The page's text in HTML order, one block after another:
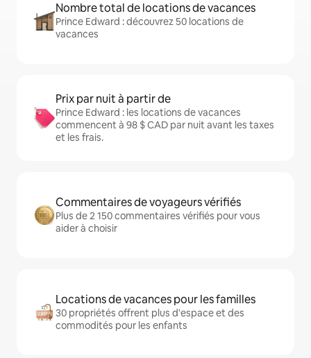
Nombre total de locations de vacances
Prince Edward : découvrez 50 locations de
vacances
Prix par nuit à partir de
Prince Edward : les locations de vacances
commencent à 98 $ CAD par nuit avant les taxes
et les frais.
Commentaires de voyageurs vérifiés
Plus de 2 150 commentaires vérifiés pour vous
aider à choisir
Locations de vacances pour les familles
30 propriétés offrent plus d'espace et des
commodités pour les enfants